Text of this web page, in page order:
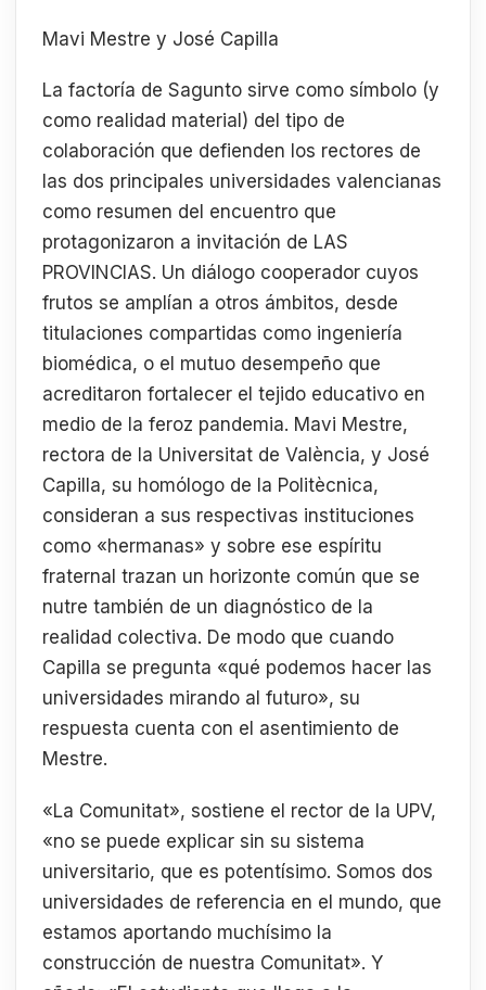
Mavi Mestre y José Capilla
La factoría de Sagunto sirve como símbolo (y
como realidad material) del tipo de
colaboración que defienden los rectores de
las dos principales universidades valencianas
como resumen del encuentro que
protagonizaron a invitación de LAS
PROVINCIAS. Un diálogo cooperador cuyos
frutos se amplían a otros ámbitos, desde
titulaciones compartidas como ingeniería
biomédica, o el mutuo desempeño que
acreditaron fortalecer el tejido educativo en
medio de la feroz pandemia. Mavi Mestre,
rectora de la Universitat de València, y José
Capilla, su homólogo de la Politècnica,
consideran a sus respectivas instituciones
como «hermanas» y sobre ese espíritu
fraternal trazan un horizonte común que se
nutre también de un diagnóstico de la
realidad colectiva. De modo que cuando
Capilla se pregunta «qué podemos hacer las
universidades mirando al futuro», su
respuesta cuenta con el asentimiento de
Mestre.
«La Comunitat», sostiene el rector de la UPV,
«no se puede explicar sin su sistema
universitario, que es potentísimo. Somos dos
universidades de referencia en el mundo, que
estamos aportando muchísimo la
construcción de nuestra Comunitat». Y